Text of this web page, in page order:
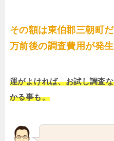
その額は東伯郡三朝町
万前後の調査費用が発生
運がよければ、お試し調査
かる事も。